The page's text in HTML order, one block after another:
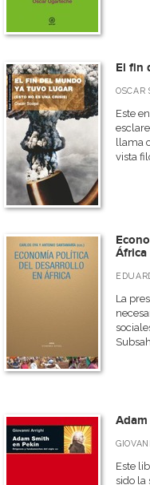
El fin
OSCAR
Este
llama
vista
África
La
Este
sido la